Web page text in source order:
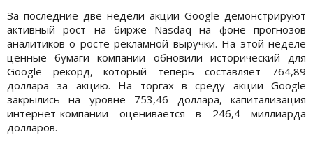
За последние две недели акции Google демонстрируют
активный рост на бирже Nasdaq на фоне прогнозов
аналитиков о росте рекламной выручки. На этой неделе
ценные бумаги компании обновили исторический для
Google рекорд, который теперь составляет 764,89
доллара за акцию. На торгах в среду акции Google
закрылись на уровне 753,46 доллара, капитализация
интернет-компании оценивается в 246,4 миллиарда
долларов.